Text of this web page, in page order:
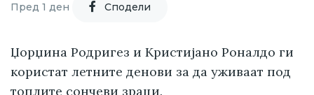
Пред 1 ден Cподели
Џорџина Родригез и Кристијано Роналдо ги
користат летните денови за да уживаат под
топлите сончеви зраци.